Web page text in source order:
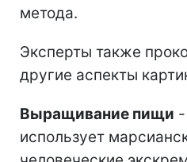
метода.
Эксперты также
другие аспекты
Выращивание пищи
использует